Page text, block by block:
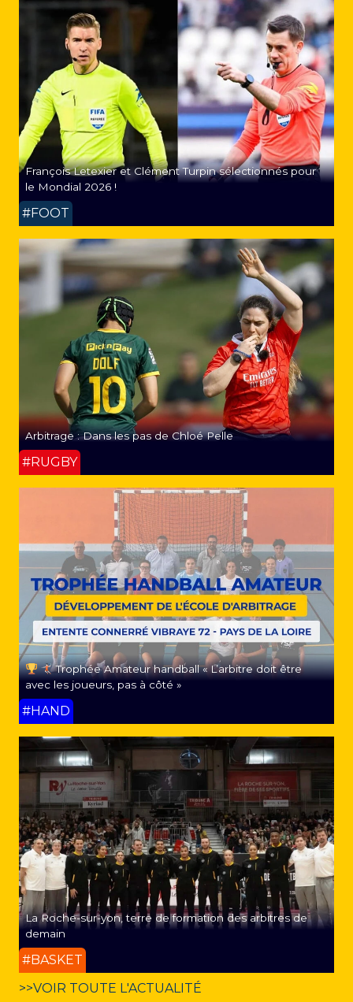
François Letexier et Clément Turpin sélectionnés pour
le Mondial 2026 !
#FOOT
Arbitrage : Dans les pas de Chloé Pelle
#RUGBY
Trophée Amateur handball « L’arbitre doit être
avec les joueurs, pas à côté »
#HAND
La Roche-sur-yon, terre de formation des arbitres de
demain
#BASKET
>>VOIR TOUTE L'ACTUALITÉ